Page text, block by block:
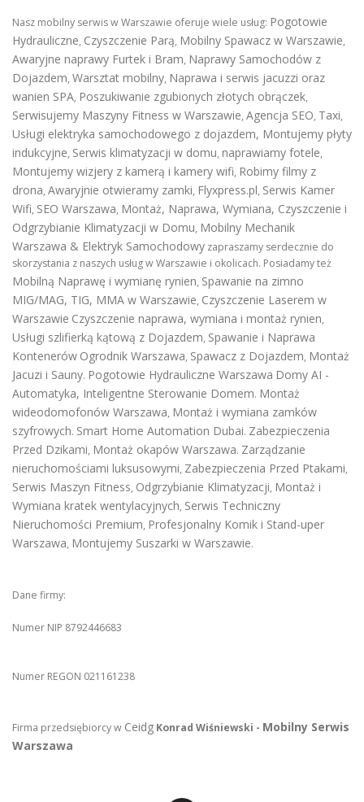
Nasz mobilny serwis w Warszawie oferuje wiele usług: Pogotowie
Hydrauliczne, Czyszczenie Parą, Mobilny Spawacz w Warszawie,
Awaryjne naprawy Furtek i Bram, Naprawy Samochodów z
Dojazdem, Warsztat mobilny, Naprawa i serwis jacuzzi oraz
wanien SPA, Poszukiwanie zgubionych złotych obrączek,
Serwisujemy Maszyny Fitness w Warszawie, Agencja SEO, Taxi,
Usługi elektryka samochodowego z dojazdem, Montujemy płyty
indukcyjne, Serwis klimatyzacji w domu, naprawiamy fotele,
Montujemy wizjery z kamerą i kamery wifi, Robimy filmy z
drona, Awaryjnie otwieramy zamki, Flyxpress.pl, Serwis Kamer
Wifi, SEO Warszawa, Montaż, Naprawa, Wymiana, Czyszczenie i
Odgrzybianie Klimatyzacji w Domu, Mobilny Mechanik
Warszawa & Elektryk Samochodowy zapraszamy serdecznie do
skorzystania z naszych usług w Warszawie i okolicach. Posiadamy też
Mobilną Naprawę i wymianę rynien, Spawanie na zimno
MIG/MAG, TIG, MMA w Warszawie, Czyszczenie Laserem w
Warszawie Czyszczenie naprawa, wymiana i montaż rynien,
Usługi szlifierką kątową z Dojazdem, Spawanie i Naprawa
Kontenerów Ogrodnik Warszawa, Spawacz z Dojazdem, Montaż
Jacuzi i Sauny. Pogotowie Hydrauliczne Warszawa Domy AI -
Automatyka, Inteligentne Sterowanie Domem. Montaż
wideodomofonów Warszawa, Montaż i wymiana zamków
szyfrowych. Smart Home Automation Dubai. Zabezpieczenia
Przed Dzikami, Montaż okapów Warszawa. Zarządzanie
nieruchomościami luksusowymi, Zabezpieczenia Przed Ptakami,
Serwis Maszyn Fitness, Odgrzybianie Klimatyzacji, Montaż i
Wymiana kratek wentylacyjnych, Serwis Techniczny
Nieruchomości Premium, Profesjonalny Komik i Stand-uper
Warszawa, Montujemy Suszarki w Warszawie.
Dane firmy:
Numer NIP 8792446683
Numer REGON 021161238
Firma przedsiębiorcy w Ceidg Konrad Wiśniewski - Mobilny Serwis
Warszawa